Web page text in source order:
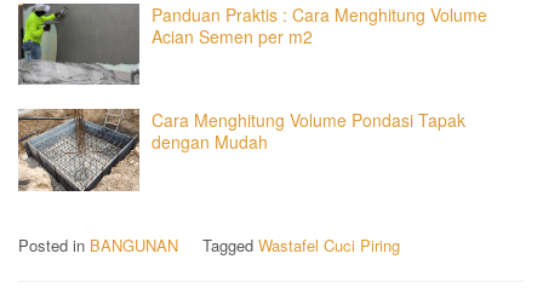
Panduan Praktis : Cara Menghitung Volume
Acian Semen per m2
Cara Menghitung Volume Pondasi Tapak
dengan Mudah
Posted in BANGUNAN Tagged Wastafel Cuci Piring